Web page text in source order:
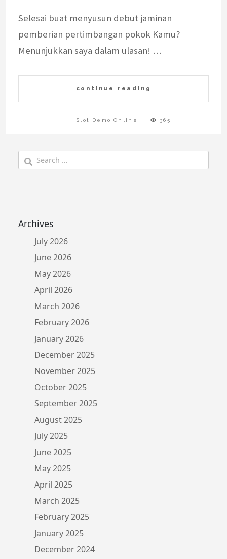
Selesai buat menyusun debut jaminan
pemberian pertimbangan pokok Kamu?
Menunjukkan saya dalam ulasan! …
continue reading
Slot Demo Online 365
for:
Archives
July 2026
June 2026
May 2026
April 2026
March 2026
February 2026
January 2026
December 2025
November 2025
October 2025
September 2025
August 2025
July 2025
June 2025
May 2025
April 2025
March 2025
February 2025
January 2025
December 2024